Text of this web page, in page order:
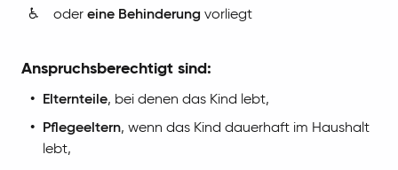
♿
oder eine Behinderung vorliegt
Anspruchsberechtigt sind:
Elternteile, bei denen das Kind lebt,
Pflegeeltern, wenn das Kind dauerhaft im Haushalt
lebt,